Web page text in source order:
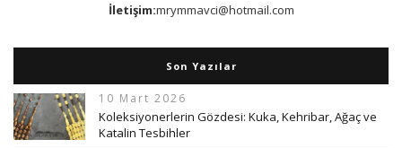
İletişim:mrymmavci@hotmail.com
Son Yazılar
10 Mart 2026
Koleksiyonerlerin Gözdesi: Kuka, Kehribar, Ağaç ve
Katalin Tesbihler